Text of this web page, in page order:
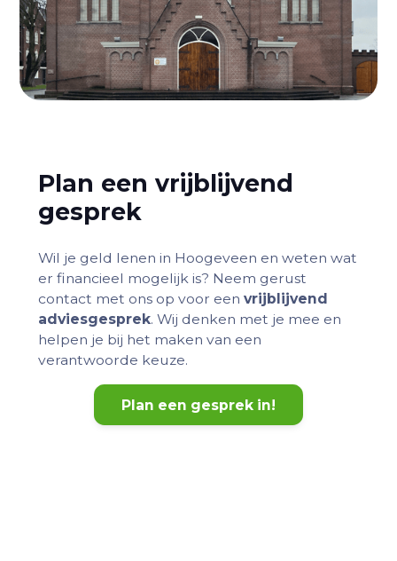
Plan een vrijblijvend
gesprek
Wil je geld lenen in Hoogeveen en weten wat
er financieel mogelijk is? Neem gerust
contact met ons op voor een vrijblijvend
adviesgesprek. Wij denken met je mee en
helpen je bij het maken van een
verantwoorde keuze.
Plan een gesprek in!